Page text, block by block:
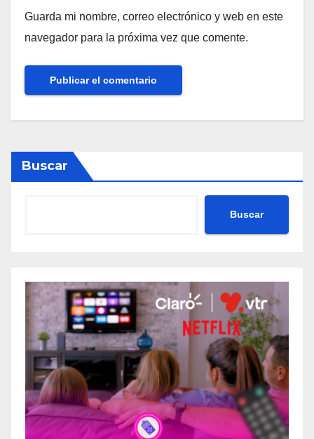
Guarda mi nombre, correo electrónico y web en este
navegador para la próxima vez que comente.
Buscar
Buscar